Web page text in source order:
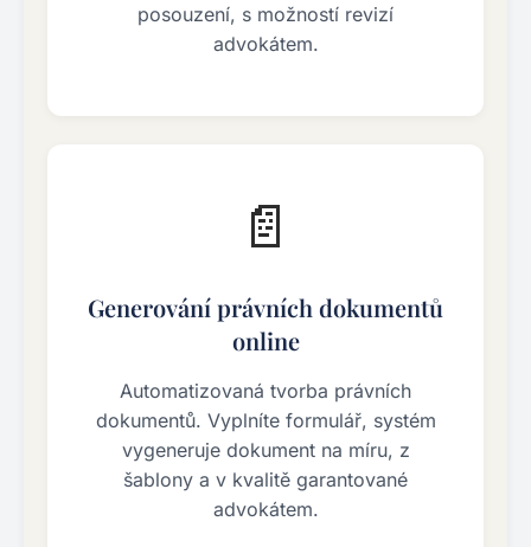
posouzení, s možností revizí
advokátem.
📄
Generování právních dokumentů
online
Automatizovaná tvorba právních
dokumentů. Vyplníte formulář, systém
vygeneruje dokument na míru, z
šablony a v kvalitě garantované
advokátem.